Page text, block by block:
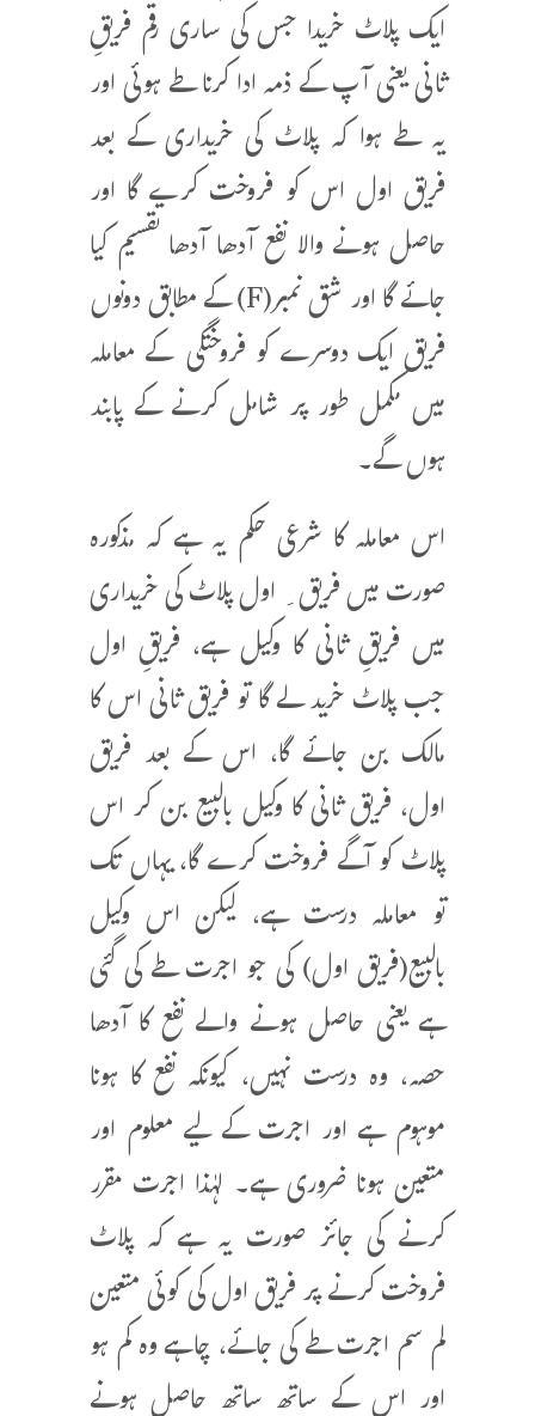
ایک پلاٹ خریدا جس کی ساری رقم فریقِ
ثانی یعنی آپ کے ذمہ ادا کرنا طے ہوئی اور
یہ طے ہوا کہ پلاٹ کی خریداری کے بعد
فریق اول اس کو فروخت کرے گا اور
حاصل ہونے والا نفع آدھا آدھا تقسیم کیا
جائے گا اور شق نمبر(F) کے مطابق دونوں
فریق ایک دوسرے کو فروختگی کے معاملہ
میں مکمل طور پر شامل کرنے کے پابند
ہوں گے۔
اس معاملہ کا شرعی حکم یہ ہے کہ مذکورہ
صورت میں فریق ِ اول پلاٹ کی خریداری
میں فریقِ ثانی کا وکیل ہے، فریقِ اول
جب پلاٹ خرید لے گا تو فریق ثانی اس کا
مالک بن جائے گا، اس کے بعد فریق
اول، فریق ثانی کا وکیل بالبیع بن کر اس
پلاٹ کو آگے فروخت کرے گا، یہاں تک
تو معاملہ درست ہے، لیکن اس وکیل
بالبیع(فریق اول) کی جو اجرت طے کی گئی
ہے یعنی حاصل ہونے والے نفع کا آدھا
حصہ، وہ درست نہیں، کیونکہ نفع کا ہونا
موہوم ہے اور اجرت کے لیے معلوم اور
متعین ہونا ضروری ہے۔ لہٰذا اجرت مقرر
کرنے کی جائز صورت یہ ہے کہ پلاٹ
فروخت کرنے پر فریق اول کی کوئی متعین
لم سم اجرت طے کی جائے، چاہے وہ کم ہو